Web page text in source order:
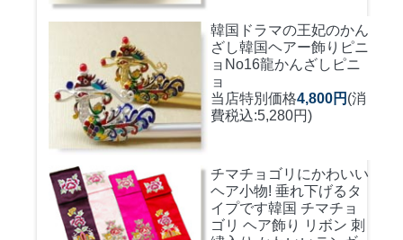
韓国ドラマの王妃のかん
ざし韓国ヘアー飾りピニ
ョNo16龍かんざしピニ
ョ
当店特別価格4,800円 (消
費税込:5,280円)
チマチョゴリにかわいい
ヘア小物! 垂れ下げるタ
イプです韓国 チマチョ
ゴリ ヘア飾り リボン 刺